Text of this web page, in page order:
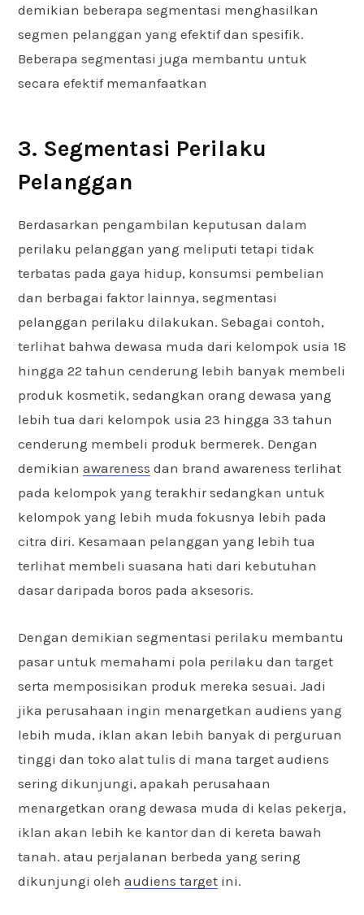
demikian beberapa segmentasi menghasilkan
segmen pelanggan yang efektif dan spesifik.
Beberapa segmentasi juga membantu untuk
secara efektif memanfaatkan
3. Segmentasi Perilaku
Pelanggan
Berdasarkan pengambilan keputusan dalam
perilaku pelanggan yang meliputi tetapi tidak
terbatas pada gaya hidup, konsumsi pembelian
dan berbagai faktor lainnya, segmentasi
pelanggan perilaku dilakukan. Sebagai contoh,
terlihat bahwa dewasa muda dari kelompok usia 18
hingga 22 tahun cenderung lebih banyak membeli
produk kosmetik, sedangkan orang dewasa yang
lebih tua dari kelompok usia 23 hingga 33 tahun
cenderung membeli produk bermerek. Dengan
demikian awareness dan brand awareness terlihat
pada kelompok yang terakhir sedangkan untuk
kelompok yang lebih muda fokusnya lebih pada
citra diri. Kesamaan pelanggan yang lebih tua
terlihat membeli suasana hati dari kebutuhan
dasar daripada boros pada aksesoris.
Dengan demikian segmentasi perilaku membantu
pasar untuk memahami pola perilaku dan target
serta memposisikan produk mereka sesuai. Jadi
jika perusahaan ingin menargetkan audiens yang
lebih muda, iklan akan lebih banyak di perguruan
tinggi dan toko alat tulis di mana target audiens
sering dikunjungi, apakah perusahaan
menargetkan orang dewasa muda di kelas pekerja,
iklan akan lebih ke kantor dan di kereta bawah
tanah. atau perjalanan berbeda yang sering
dikunjungi oleh audiens target ini.